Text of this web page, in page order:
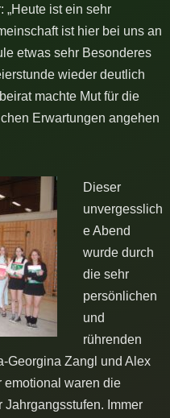
„Heute ist ein sehr
ist hier bei uns an
etwas sehr Besonderes
wieder deutlich
machte Mut für die
Erwartungen angehen
Dieser
unvergesslich
e Abend
wurde durch
die sehr
persönlichen
und
rührenden
Georgina Zangl und Alex
emotional waren die
Jahrgangsstufen. Immer